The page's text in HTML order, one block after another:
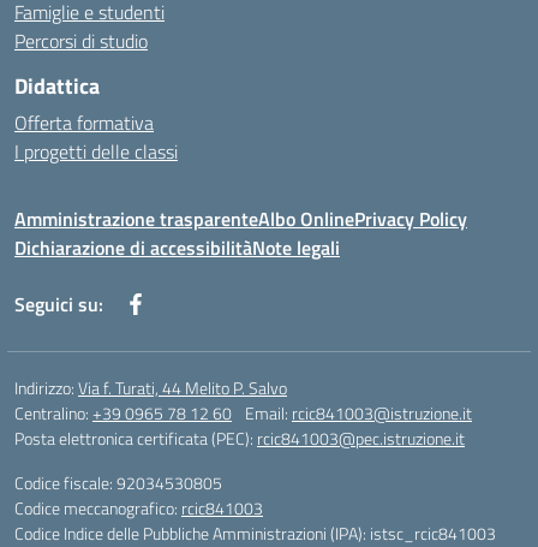
Famiglie e studenti
Percorsi di studio
Didattica
Offerta formativa
I progetti delle classi
Amministrazione trasparenteAlbo OnlinePrivacy Policy
Dichiarazione di accessibilitàNote legali
Seguici su:
Indirizzo:Via f. Turati, 44 Melito P. Salvo
Centralino:+39 0965 78 12 60 Email: rcic841003@istruzione.it
Posta elettronica certificata (PEC): rcic841003@pec.istruzione.it
Codice fiscale: 92034530805
Codice meccanografico: rcic841003
Codice Indice delle Pubbliche Amministrazioni (IPA): istsc_rcic841003